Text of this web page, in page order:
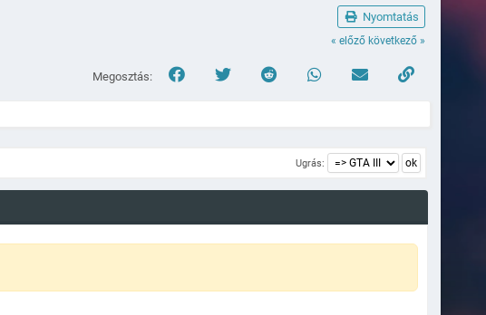
Nyomtatás
« előző következő »
Megosztás:
Ugrás: